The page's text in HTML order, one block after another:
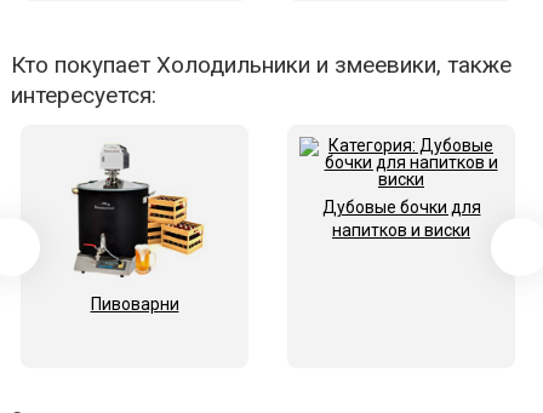
Кто покупает Холодильники и змеевики, также
интересуется:
Пивоварни
Дубовые бочки для
напитков и виски